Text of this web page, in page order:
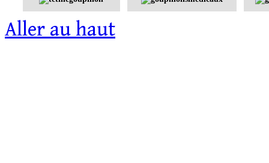
Aller au haut